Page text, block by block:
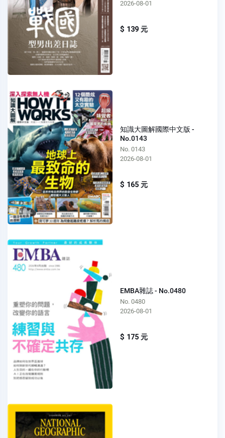
2026-08-01
$ 139 元
知識大圖解國際中文版 -
No.0143
No. 0143
2026-08-01
$ 165 元
EMBA雜誌 - No.0480
No. 0480
2026-08-01
$ 175 元